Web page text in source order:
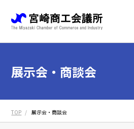
展示会・商談会
TOP 展示会・商談会